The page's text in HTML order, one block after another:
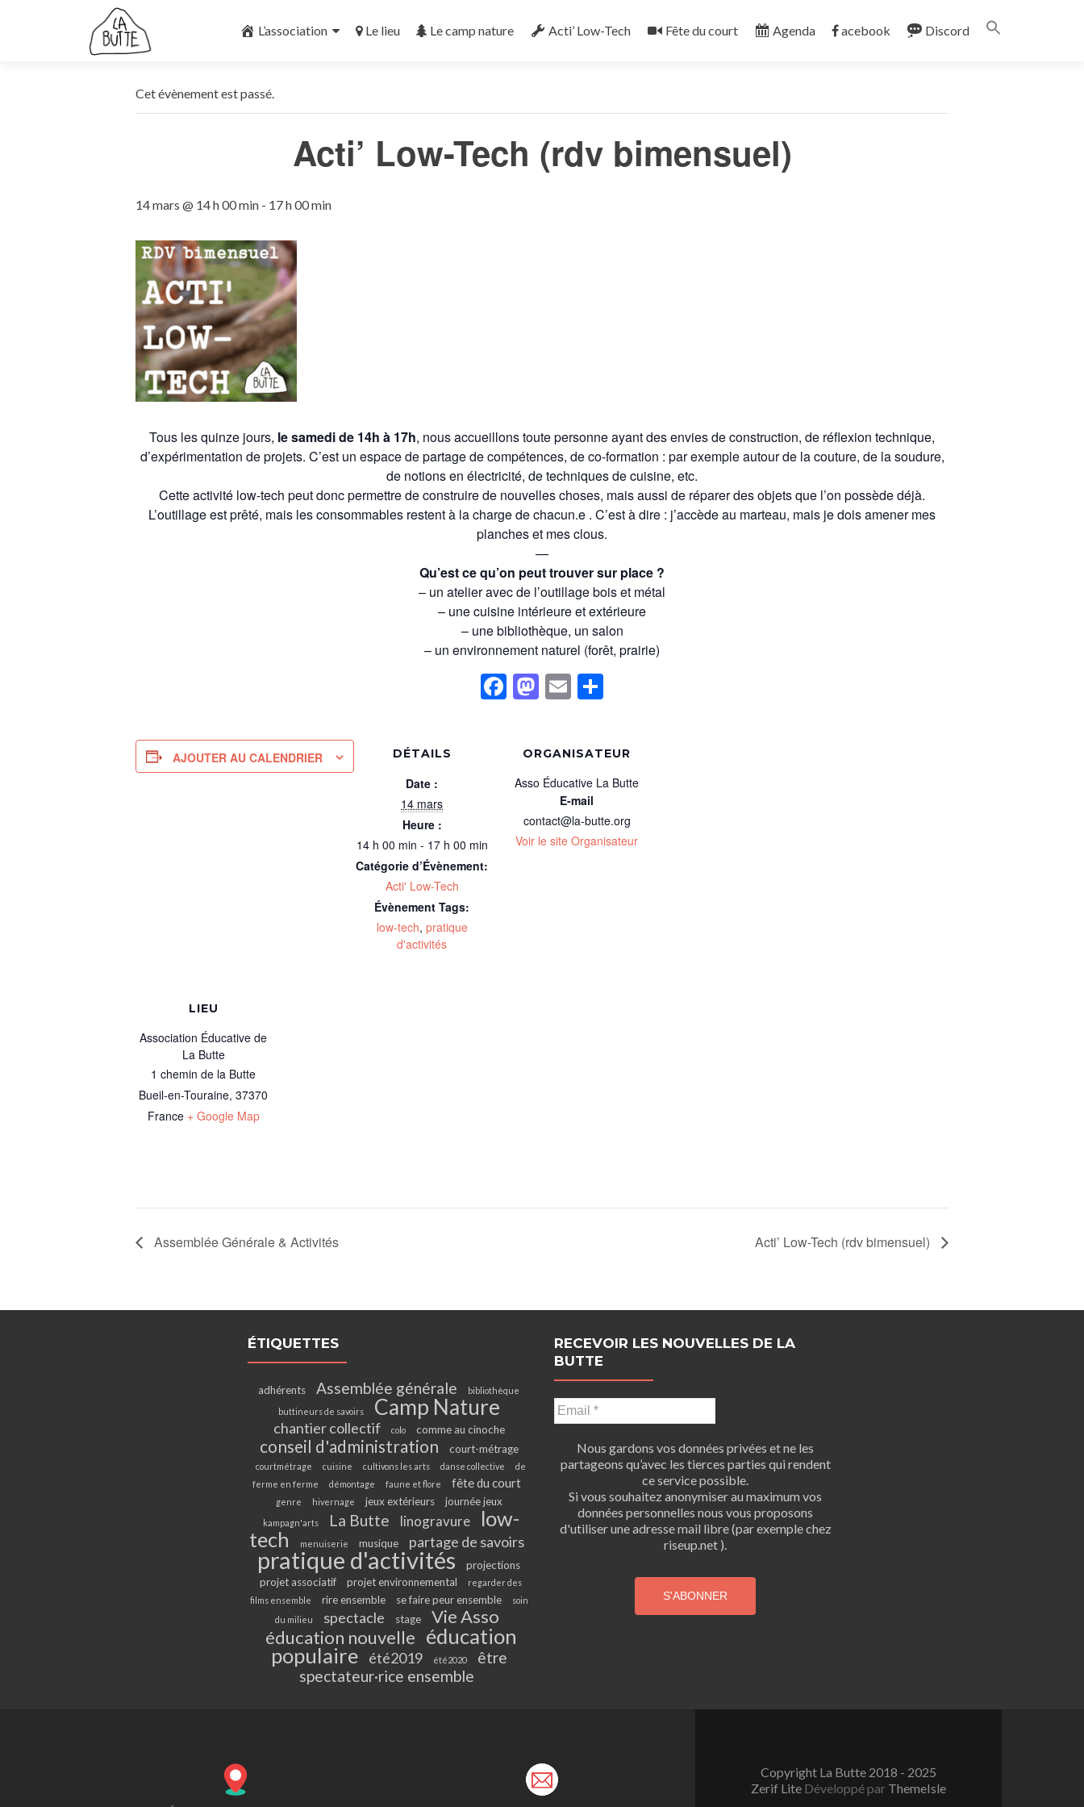
au L’association Le lieu Le camp nature Acti’ Low-Tech Fête du court Agenda acebook Discord
« Tous les Évènements
Cet évènement est passé.
Acti’ Low-Tech (rdv bimensuel)
14 mars @ 14 h 00 min - 17 h 00 min
Tous les quinze jours, le samedi de 14h à 17h, nous accueillons toute personne ayant des envies de construction, de réflexion technique,
d’expérimentation de projets. C’est un espace de partage de compétences, de co-formation : par exemple autour de la couture, de la soudure,
de notionsen électricité, detechniquesde cuisine, etc.
Cette activité low-tech peut donc permettre de construire de nouvelles choses, mais aussi de réparer des objets que l’on possède déjà.
L’outillage est prêté, mais les consommables restent à la charge de chacun.e . C’est à dire : j’accède au marteau, mais je dois amener mes
planches et mes clous.
—
Qu’est ce qu’on peut trouver sur place ?
– un atelier avec de l’outillage bois et métal
– une cuisine intérieure et extérieure
– une bibliothèque, un salon
– un environnement naturel (forêt, prairie)
Facebook
Mastodon
Email
AJOUTER AU CALENDRIER DÉTAILS
Date :
14 mars
Heure :
14 h 00 min - 17 h 00 min
Catégorie d’Évènement:
Acti' Low-Tech
Évènement Tags:
low-tech, pratique
d'activités
ORGANISATEUR
Asso Éducative La Butte
E-mail
contact@la-butte.org
Voir le site Organisateur
LIEU
Association Éducative de
La Butte
1 chemin de la Butte
Bueil-en-Touraine, 37370
France + Google Map
Assemblée Générale & Activités Acti’ Low-Tech (rdv bimensuel)
ÉTIQUETTES
adhérents Assemblée générale
bibliothèque
buttineurs de savoirs
Camp Nature
chantier collectif colo comme au cinoche
conseil d'administration court-métrage
courtmétrage cuisine cultivons les arts danse collective
de
ferme en ferme
démontage faune et flore fête du court
genre hivernage jeux extérieurs journée jeux
kampagn'arts La Butte linogravure
low-
tech
menuiserie musique partage de savoirs
pratique d'activités
projections
projet associatif
projet environnemental
regarder des
films ensemble
rire ensemble se faire peur ensemble
soin
du milieu
spectacle stage
Vie Asso
éducation nouvelle éducation
populaire
été2019 été2020
être
spectateur·rice ensemble
RECEVOIR LES NOUVELLES DE LA
BUTTE
Nous gardons vos données privées et ne les
partageons qu’avec les tierces parties qui rendent
ce service possible.
Si vous souhaitez anonymiser au maximum vos
données personnelles nous vous proposons
d'utiliser une adresse mail libre (par exemple chez
riseup.net ).
Copyright La Butte 2018 - 2025
Zerif Lite Développé par ThemeIsle